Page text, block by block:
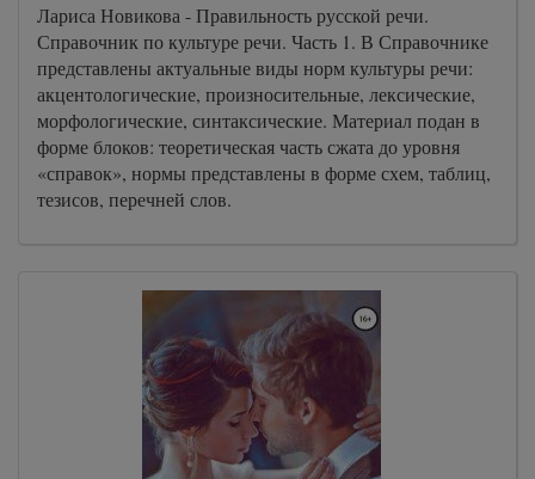
Лариса Новикова - Правильность русской речи.
Справочник по культуре речи. Часть 1. В Справочнике
представлены актуальные виды норм культуры речи:
акцентологические, произносительные, лексические,
морфологические, синтаксические. Материал подан в
форме блоков: теоретическая часть сжата до уровня
«справок», нормы представлены в форме схем, таблиц,
тезисов, перечней слов.